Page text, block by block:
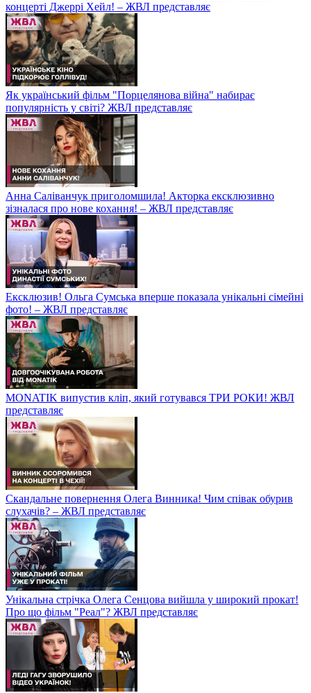
концерті Джеррі Хейл! – ЖВЛ представляє
Як український фільм "Порцелянова війна" набирає
популярність у світі? ЖВЛ представляє
Анна Саліванчук приголомшила! Акторка ексклюзивно
зізналася про нове кохання! – ЖВЛ представляє
Ексклюзив! Ольга Сумська вперше показала унікальні сімейні
фото! – ЖВЛ представляє
MONATIK випустив кліп, який готувався ТРИ РОКИ! ЖВЛ
представляє
Скандальне повернення Олега Винника! Чим співак обурив
слухачів? – ЖВЛ представляє
Унікальна стрічка Олега Сенцова вийшла у широкий прокат!
Про що фільм "Реал"? ЖВЛ представляє